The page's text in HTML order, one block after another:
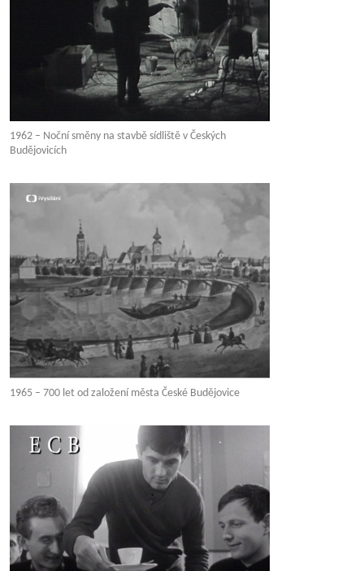
1962 – Noční směny na stavbě sídliště v Českých
Budějovicích
1965 – 700 let od založení města České Budějovice